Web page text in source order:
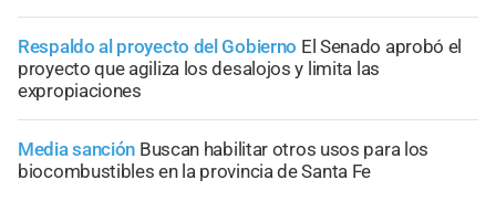
Respaldo al proyecto del Gobierno El Senado aprobó el
proyecto que agiliza los desalojos y limita las
expropiaciones
Media sanción Buscan habilitar otros usos para los
biocombustibles en la provincia de Santa Fe